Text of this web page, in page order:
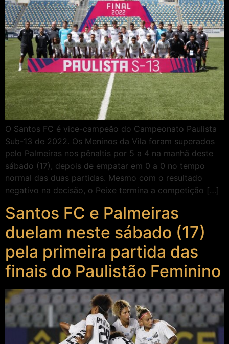
O Santos FC é vice-campeão do Campeonato Paulista
Sub-13 de 2022. Os Meninos da Vila foram superados
pelo Palmeiras nos pênaltis por 5 a 4 na manhã deste
sábado (17), depois de empatar em 0 a 0 no tempo
normal das duas partidas. Mesmo com o resultado
negativo na decisão, o Peixe termina a competição […]
Santos FC e Palmeiras
duelam neste sábado (17)
pela primeira partida das
finais do Paulistão Feminino